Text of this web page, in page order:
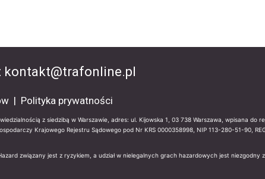
kontakt@trafonline.pl
| Polityka prywatności
z siedzibą w Warszawie, adres: ul. Kijowska 1, 03 738 Warszawa, wpisana do
Krajowego Rejestru Sądowego pod Nr KRS 0000358998, NIP 113-280-51-90,
związany jest z ryzykiem, a udział w nielegalnych grach hazardowych jest niezgodny